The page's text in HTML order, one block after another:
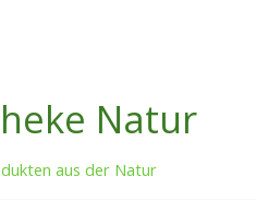
Natur
aus der Natur